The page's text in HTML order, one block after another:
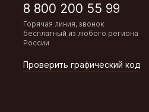
8 800 200 55 99
Горячая линия, звонок
бесплатный из любого региона
России
Проверить графический код